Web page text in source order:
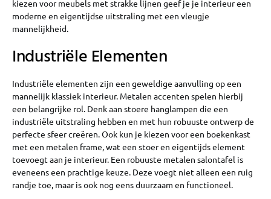
kiezen voor meubels met strakke lijnen geef je je interieur een
moderne en eigentijdse uitstraling met een vleugje
mannelijkheid.
Industriële Elementen
Industriële elementen zijn een geweldige aanvulling op een
mannelijk klassiek interieur. Metalen accenten spelen hierbij
een belangrijke rol. Denk aan stoere hanglampen die een
industriële uitstraling hebben en met hun robuuste ontwerp de
perfecte sfeer creëren. Ook kun je kiezen voor een boekenkast
met een metalen frame, wat een stoer en eigentijds element
toevoegt aan je interieur. Een robuuste metalen salontafel is
eveneens een prachtige keuze. Deze voegt niet alleen een ruig
randje toe, maar is ook nog eens duurzaam en functioneel.